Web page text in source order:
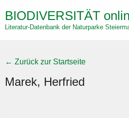
zum
Inhalt
BIODIVERSITÄT
Literatur-Datenbank der Naturparke
← Zurück zur Startseite
Marek, Herfried